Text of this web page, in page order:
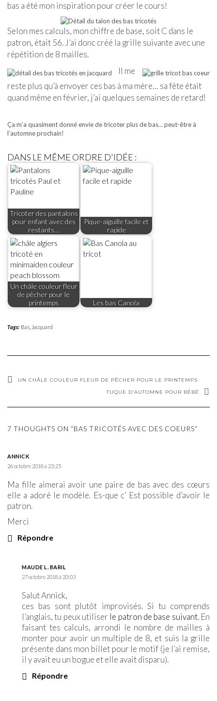
bas a été mon inspiration pour créer le cours!
Selon mes calculs, mon chiffre de base, soit C dans le
patron, était 56. J’ai donc créé la grille suivante avec une
répétition de 8 mailles.
Il me
reste plus qu’à envoyer ces bas à ma mère… sa fête était
quand même en février, j’ai quelques semaines de retard!
Ça m’a quasiment donné envie de tricoter plus de bas… peut-être à
l’automne prochain!
DANS LE MÊME ORDRE D'IDÉE :
Tricoter des pantalons
pour enfant avec des
restants…
Pique-aiguille facile et
rapide
Un châle couleur fleur
de pêcher pour le
printemps
Les bas Canola
Tags: Bas, Jacquard
UN CHÂLE COULEUR FLEUR DE PÊCHER POUR LE PRINTEMPS
TUQUE D’AUTOMNE POUR BÉBÉ
7 THOUGHTS ON “BAS TRICOTÉS AVEC DES COEURS”
ANNICK
26 octobre 2018 à 23:25
Ma fille aimerai avoir une paire de bas avec des cœurs
elle a adoré le modèle. Es-que c’ Est possible d’avoir le
patron.
Merci
Répondre
MAUDE L. BARIL
27 octobre 2018 à 20:03
Salut Annick,
ces bas sont plutôt improvisés. Si tu comprends
l’anglais, tu peux utiliser le patron de base suivant. En
faisant tes calculs, arrondi le nombre de mailles à
monter pour avoir un multiple de 8, et suis la grille
présente dans mon billet pour le motif (je l’ai remise,
il y avait eu un bogue et elle avait disparu).
Répondre